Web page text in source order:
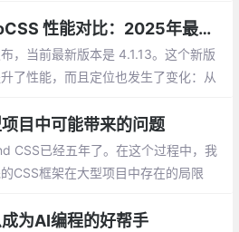
TailwindCSS 和 UnoCSS 性能对比：2025年最新测试结果
，当前最新版本是 4.1.13。这个新版
了性能，而且定位也发生了变化：从
目中可能带来的问题
CSS已经五年了。在这个过程中，我
CSS框架在大型项目中存在的局限
为AI编程的好帮手